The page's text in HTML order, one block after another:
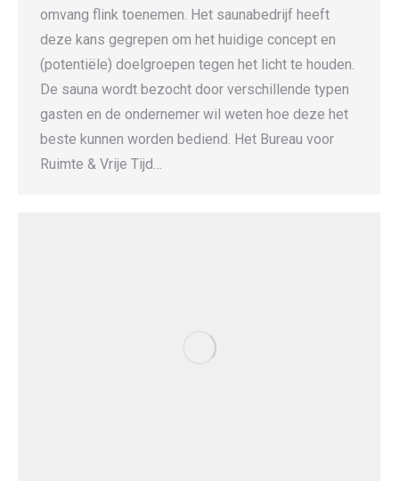
omvang flink toenemen. Het saunabedrijf heeft
deze kans gegrepen om het huidige concept en
(potentiële) doelgroepen tegen het licht te houden.
De sauna wordt bezocht door verschillende typen
gasten en de ondernemer wil weten hoe deze het
beste kunnen worden bediend. Het Bureau voor
Ruimte & Vrije Tijd…